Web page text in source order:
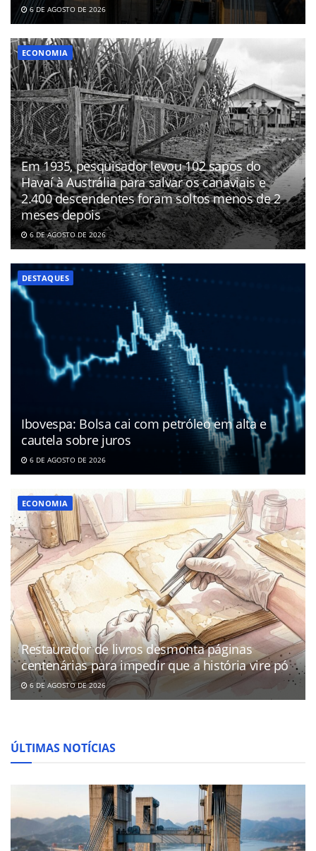
6 DE AGOSTO DE 2026
ECONOMIA
Em 1935, pesquisador levou 102 sapos do
Havaí à Austrália para salvar os canaviais e
2.400 descendentes foram soltos menos de 2
meses depois
6 DE AGOSTO DE 2026
DESTAQUES
Ibovespa: Bolsa cai com petróleo em alta e
cautela sobre juros
6 DE AGOSTO DE 2026
ECONOMIA
Restaurador de livros desmonta páginas
centenárias para impedir que a história vire pó
6 DE AGOSTO DE 2026
ÚLTIMAS NOTÍCIAS